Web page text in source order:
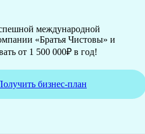
международной
«Братья Чистовы» и
от 1 500 000₽ в год!
бизнес-план
пылесос фирмы Soteco, а